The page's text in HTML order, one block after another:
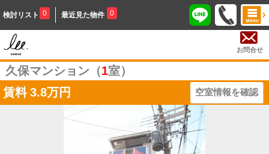
検討リスト 0 最近見た物件 0
お問合せ
久保マンション（1室）
賃料 3.8万円 空室情報を確認